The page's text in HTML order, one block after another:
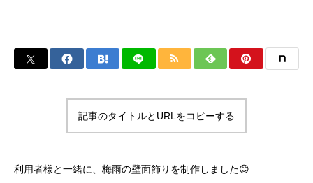
記事のタイトルとURLをコピーする
利用者様と一緒に、梅雨の壁面飾りを制作しました😊